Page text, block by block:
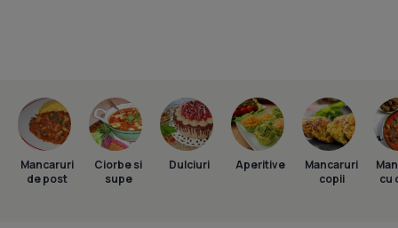
Mancaruri
de post
Ciorbe si
supe
Dulciuri Aperitive
Mancaruri
copii
cu